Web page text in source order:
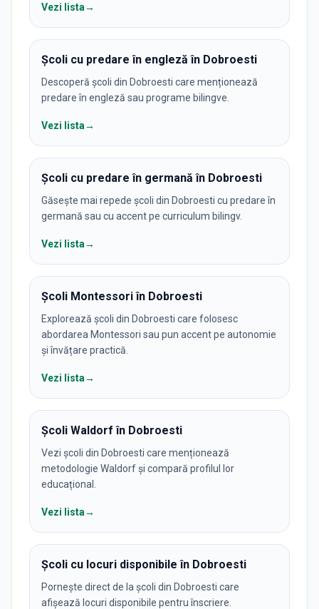
Vezi lista→
Școli cu predare în engleză în Dobroesti
Descoperă școli din Dobroesti care menționează
predare în engleză sau programe bilingve.
Vezi lista→
Școli cu predare în germană în Dobroesti
Găsește mai repede școli din Dobroesti cu predare în
germană sau cu accent pe curriculum bilingv.
Vezi lista→
Școli Montessori în Dobroesti
Explorează școli din Dobroesti care folosesc
abordarea Montessori sau pun accent pe autonomie
și învățare practică.
Vezi lista→
Școli Waldorf în Dobroesti
Vezi școli din Dobroesti care menționează
metodologie Waldorf și compară profilul lor
educațional.
Vezi lista→
Școli cu locuri disponibile în Dobroesti
Pornește direct de la școli din Dobroesti care
afișează locuri disponibile pentru înscriere.